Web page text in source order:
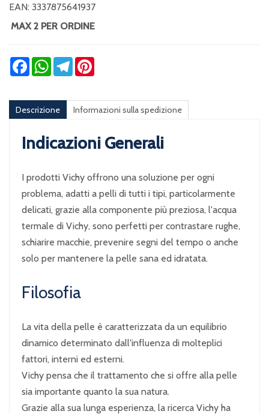
EAN: 3337875641937
MAX 2 PER ORDINE
FacebookWhatsApp
Telegram
Descrizione Informazioni sulla spedizione
Indicazioni Generali
I prodotti Vichy offrono una soluzione per ogni
problema, adatti a pelli di tutti i tipi, particolarmente
delicati, grazie alla componente più preziosa, l'acqua
termale di Vichy, sono perfetti per contrastare rughe,
schiarire macchie, prevenire segni del tempo o anche
solo per mantenere la pelle sana ed idratata.
Filosofia
La vita della pelle è caratterizzata da un equilibrio
dinamico determinato dall'influenza di molteplici
fattori, interni ed esterni.
Vichy pensa che il trattamento che si offre alla pelle
sia importante quanto la sua natura.
Grazie alla sua lunga esperienza, la ricerca Vichy ha